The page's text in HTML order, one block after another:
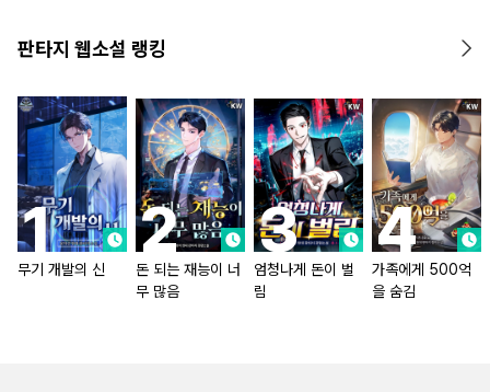
판타지 웹소설 랭킹
무기 개발의 신
돈 되는 재능이 너
무 많음
엄청나게 돈이 벌
림
가족에게 500억
을 숨김